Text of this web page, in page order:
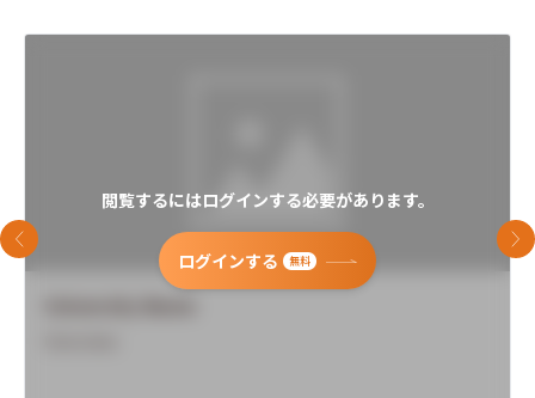
閲覧するにはログインする必要があります。
ログインする 無料
前のスライド 次